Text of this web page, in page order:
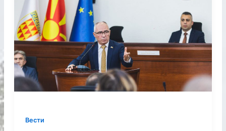
Вести